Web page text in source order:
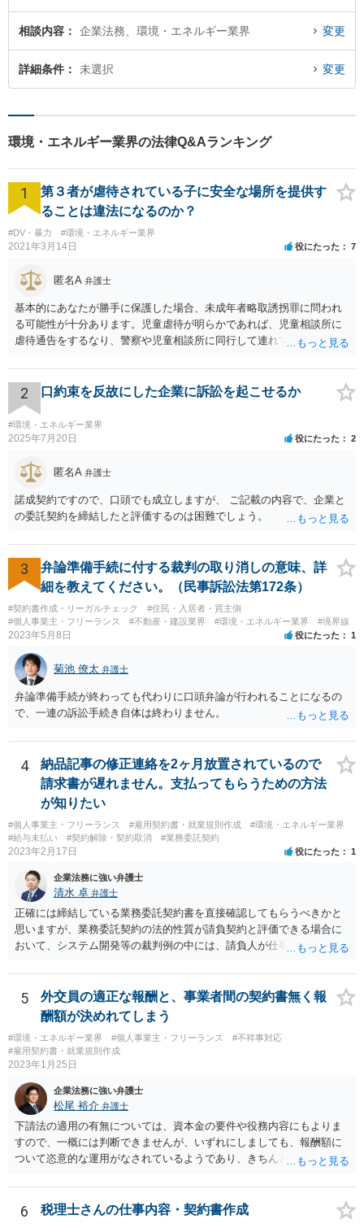
相談内容 企業法務、環境・エネルギー業界 変更
詳細条件 未選択 変更
環境・エネルギー業界の法律Q&Aランキング
1
第３者が虐待されている子に安全な場所を提供す
ることは違法になるのか？
#DV・暴力 #環境・エネルギー業界
2021年3月14日 役にたった 7
匿名A 弁護士
基本的にあなたが勝手に保護した場合、未成年者略取誘拐罪に問われ
る可能性が十分あります。児童虐待が明らかであれば、児童相談所に
虐待通告をするなり、警察や児童相談所に同行して連れていくなり、
談所の関与を望んでいないケースでは難しい判断にはなるとは思いま
すが、少なくともあなたが保護者の承諾を得ずに勝手に保護すること
は避けた方が良いかと存じます。警察は親からの虐待があると分かっ
た場合であっても、必ずしもあなたに味方するわけではないかと存じ
ます。児童相談所に通告すべきであったと窘められる程度であればよ
で自らの支配下に置きたかったのではないかと疑われる可能性さえあ
2 口約束を反故にした企業に訴訟を起こせるか
#環境・エネルギー業界
2025年7月20日 役にたった 2
匿名A 弁護士
諾成契約ですので、口頭でも成立しますが、 ご記載の内容で、企業と
の委託契約を締結したと評価するのは困難でしょう。
3
弁論準備手続に付する裁判の取り消しの意味、詳
細を教えてください。（民事訴訟法第172条）
#契約書作成・リーガルチェック
#住民・入居者・買主側
#個人事業主・フリーランス
#不動産・建設業界 #環境・エネルギー業界 #境界線
2023年5月8日 役にたった 1
菊池 僚太 弁護士
弁論準備手続が終わっても代わりに口頭弁論が行われることになるの
で、一連の訴訟手続き自体は終わりません。
4
納品記事の修正連絡を2ヶ月放置されているので
請求書が遅れません。支払ってもらうための方法
が知りたい
#個人事業主・フリーランス #雇用契約書・就業規則作成
#環境・エネルギー業界
#給与未払い
#契約解除・契約取消 #業務委託契約
2023年2月17日 役にたった 1
企業法務に強い弁護士
清水 卓 弁護士
正確には締結している業務委託契約書を直接確認してもらうべきかと
思いますが、業務委託契約の法的性質が請負契約と評価できる場合に
おいて、システム開発等の裁判例の中には、請負人が仕事を完成させ
まで終えているか否かを基準として判断すべきであるという見解を示
しているものがあります。 このような見解を踏まえ、あなたのケー
スでも、予定していた最後の工程まで終えており、仕事は完成してい
る等と主張して行くことが考えられます。 もっとも、相手方はこの
ような見解は本件にはあてはまらない等を理由に、仕事の完成を認め
ないことが想定されます。 そのような場合には、裁判所に民事調停
もしれません。 いずれにしても、一度、業務委託契約書や納品した
記事等の証拠を持参の上、お住まいの地域の弁護士に直接相談してみ
てはいかがでしょうか。
5
外交員の適正な報酬と、事業者間の契約書無く報
酬額が決めれてしまう
#環境・エネルギー業界 #個人事業主・フリーランス
#不祥事対応
#雇用契約書・就業規則作成
2023年1月25日
企業法務に強い弁護士
松尾 裕介 弁護士
下請法の適用の有無については、資本金の要件や役務内容にもよりま
すので、一概には判断できませんが、いずれにしましても、報酬額に
ついて恣意的な運用がなされているようであり、きちんとした契約書
適用がある場合には、著しく低い下請代金を不当に定めることは禁止
されますが、そうでない場合には、基本的には、双方の合意に基づく
6 税理士さんの仕事内容・契約書作成